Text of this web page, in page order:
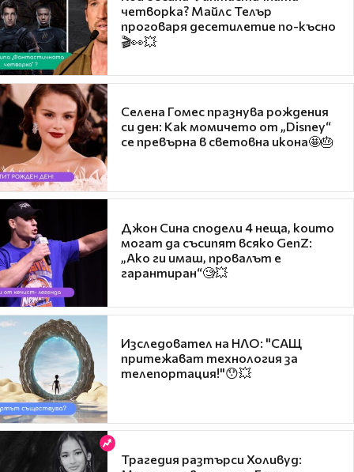
четворка? Майлс Телър
проговаря десетилетие по-късно
🎬👀💥
Селена Гомес празнува рождения
си ден: Как момичето от „Disney“
се превърна в световна икона🤩🎂
Джон Сина сподели 4 неща, които
могат да съсипят всяко GenZ:
„Ако ги имаш, провалът е
гарантиран“🧐💥
Изследовател на НЛО: "САЩ
притежават технология за
телепортация!"😯💥
Трагедия разтърси Холивуд: